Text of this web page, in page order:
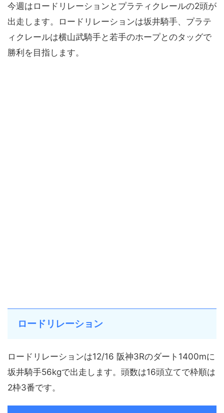
今週はロードリレーションとプラティクレールの2頭が
出走します。ロードリレーションは坂井騎手、プラテ
ィクレールは横山武騎手と若手のホープとのタッグで
勝利を目指します。
ロードリレーション
ロードリレーションは12/16 阪神3Rのダート1400mに
坂井騎手56kgで出走します。頭数は16頭立てで枠順は
2枠3番です。